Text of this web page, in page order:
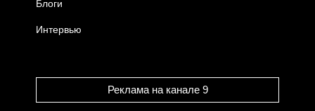
Блоги
Интервью
Реклама на канале 9